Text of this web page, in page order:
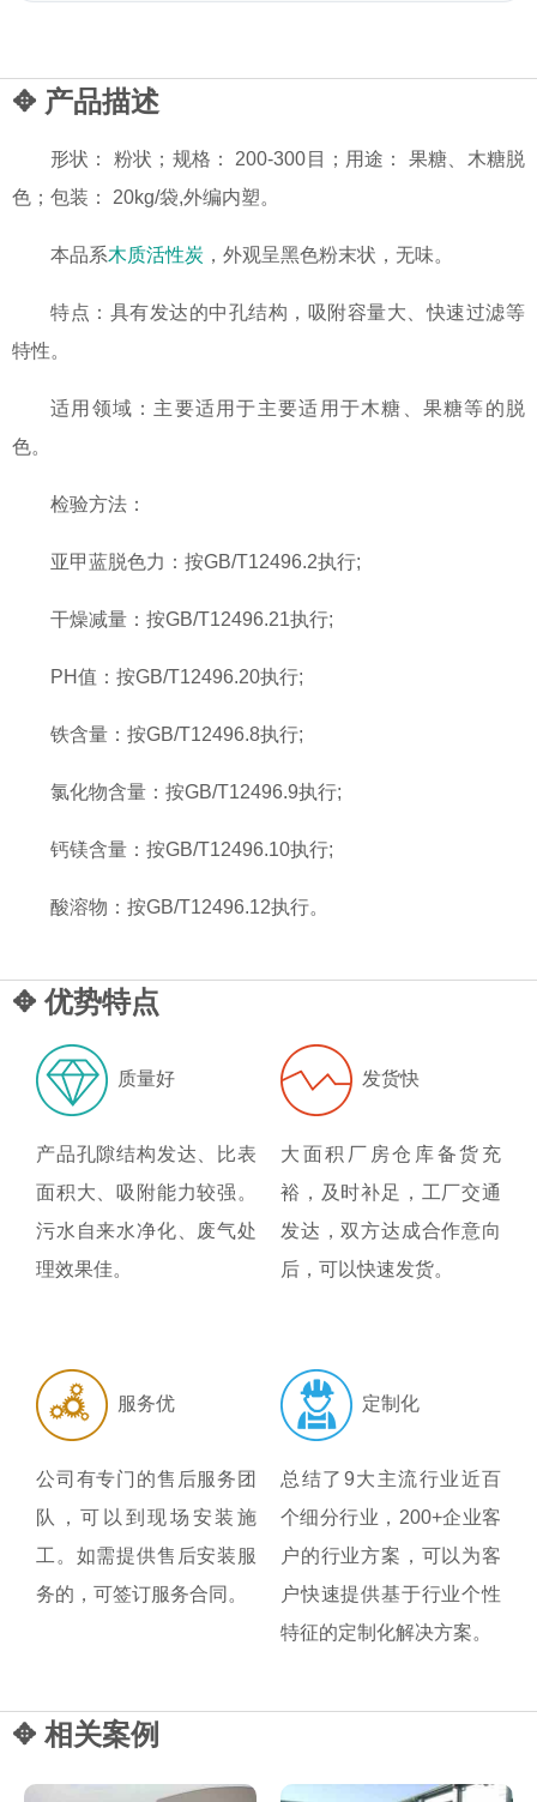
✥ 产品描述
形状： 粉状；规格： 200-300目；用途： 果糖、木糖脱
色；包装： 20kg/袋,外编内塑。
本品系木质活性炭 ，外观呈黑色粉末状，无味。
特点：具有发达的中孔结构，吸附容量大、快速过滤等
特性。
适用领域：主要适用于主要适用于木糖、果糖等的脱
色。
检验方法：
亚甲蓝脱色力：按GB/T12496.2执行;
干燥减量：按GB/T12496.21执行;
PH值：按GB/T12496.20执行;
铁含量：按GB/T12496.8执行;
氯化物含量：按GB/T12496.9执行;
钙镁含量：按GB/T12496.10执行;
酸溶物：按GB/T12496.12执行。
✥ 优势特点
质量好
产品孔隙结构发达、比表
面积大、吸附能力较强。
污水自来水净化、废气处
理效果佳。
发货快
大面积厂房仓库备货充
裕，及时补足，工厂交通
发达，双方达成合作意向
后，可以快速发货。
服务优
公司有专门的售后服务团
队，可以到现场安装施
工。如需提供售后安装服
务的，可签订服务合同。
定制化
总结了9大主流行业近百
个细分行业，200+企业客
户的行业方案，可以为客
户快速提供基于行业个性
特征的定制化解决方案。
✥ 相关案例